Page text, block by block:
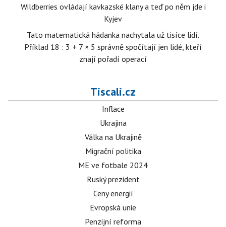
Wildberries ovládají kavkazské klany a teď po něm jde i
Kyjev
Tato matematická hádanka nachytala už tisíce lidí.
Příklad 18 : 3 + 7 × 5 správně spočítají jen lidé, kteří
znají pořadí operací
Tiscali.cz
Inflace
Ukrajina
Válka na Ukrajině
Migrační politika
ME ve fotbale 2024
Ruský prezident
Ceny energií
Evropská unie
Penzijní reforma